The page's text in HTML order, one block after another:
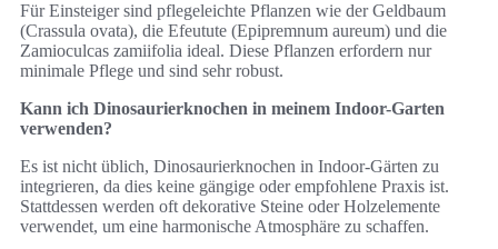
Für Einsteiger sind pflegeleichte Pflanzen wie der Geldbaum
(Crassula ovata), die Efeutute (Epipremnum aureum) und die
Zamioculcas zamiifolia ideal. Diese Pflanzen erfordern nur
minimale Pflege und sind sehr robust.
Kann ich Dinosaurierknochen in meinem Indoor-Garten
verwenden?
Es ist nicht üblich, Dinosaurierknochen in Indoor-Gärten zu
integrieren, da dies keine gängige oder empfohlene Praxis ist.
Stattdessen werden oft dekorative Steine oder Holzelemente
verwendet, um eine harmonische Atmosphäre zu schaffen.